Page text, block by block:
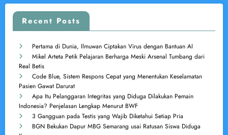
Recent Posts
Pertama di Dunia, Ilmuwan Ciptakan Virus dengan Bantuan AI
Mikel Arteta Petik Pelajaran Berharga Meski Arsenal Tumbang dari
Real Betis
Code Blue, Sistem Respons Cepat yang Menentukan Keselamatan
Pasien Gawat Darurat
Apa Itu Pelanggaran Integritas yang Diduga Dilakukan Pemain
Indonesia? Penjelasan Lengkap Menurut BWF
3 Gangguan pada Testis yang Wajib Diketahui Setiap Pria
BGN Bekukan Dapur MBG Semarang usai Ratusan Siswa Diduga